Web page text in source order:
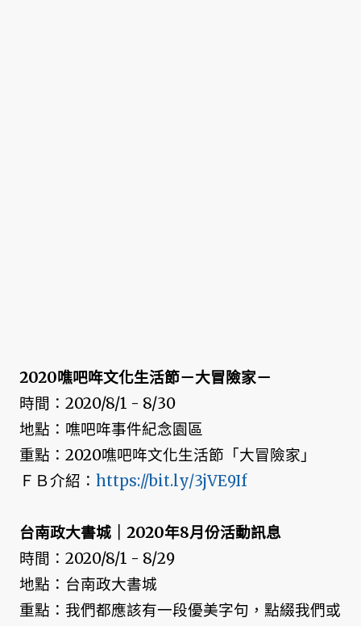
2020噍吧哖文化生活節－大冒險家－
時間：2020/8/1 - 8/30
地點：噍吧哖事件紀念園區
重點：2020噍吧哖文化生活節「大冒險家」
ＦＢ介紹： https://bit.ly/3jVE9If
台南政大書城｜2020年8月份活動訊息
時間：2020/8/1 - 8/29
地點：台南政大書城
重點：我們都應該有一段優美字句，點綴我們或